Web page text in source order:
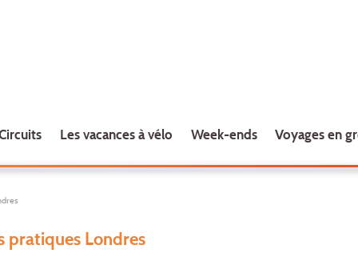
Les vacances à vélo Week-ends Voyages en
pratiques Londres